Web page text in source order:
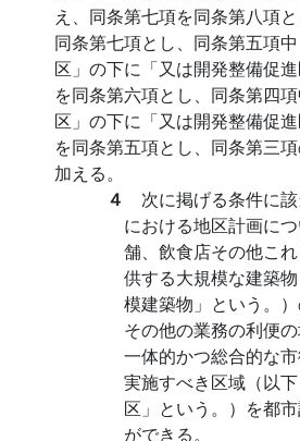
え、同条第七項を同条第八項
同条第七項とし、同条第五項
区」の下に「又は開発整備促
を同条第六項とし、同条第四
区」の下に「又は開発整備促
を同条第五項とし、同条第三
加える。
４ 次に掲げる条件に
における地区計画に
舗、飲食店その他こ
供する大規模な建築
模建築物」という。
その他の業務の利便の
一体的かつ総合的な
実施すべき区域（以
区」という。）を都
ができる。